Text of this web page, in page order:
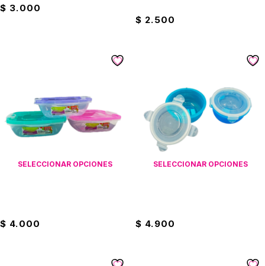
$ 3.000
$ 2.500
SELECCIONAR OPCIONES
$ 4.000
SELECCIONAR OPCIONES
$ 4.900